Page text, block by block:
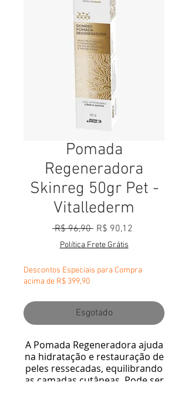
Pomada
Regeneradora
Skinreg 50gr Pet -
Vitallederm
R$ 96,90 Preço normal
R$ 90,12
Política Frete Grátis
Descontos Especiais para Compra
acima de R$ 399,90
Esgotado
A Pomada Regeneradora ajuda
na hidratação e restauração de
peles ressecadas, equilibrando
as camadas cutâneas. Pode ser